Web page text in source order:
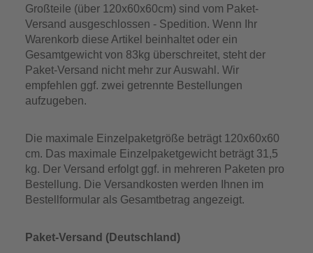
Großteile (über 120x60x60cm) sind vom Paket-
Versand ausgeschlossen - Spedition. Wenn Ihr
Warenkorb diese Artikel beinhaltet oder ein
Gesamtgewicht von 83kg überschreitet, steht der
Paket-Versand nicht mehr zur Auswahl. Wir
empfehlen ggf. zwei getrennte Bestellungen
aufzugeben.
Die maximale Einzelpaketgröße beträgt 120x60x60
cm. Das maximale Einzelpaketgewicht beträgt 31,5
kg. Der Versand erfolgt ggf. in mehreren Paketen pro
Bestellung. Die Versandkosten werden Ihnen im
Bestellformular als Gesamtbetrag angezeigt.
Paket-Versand (Deutschland)